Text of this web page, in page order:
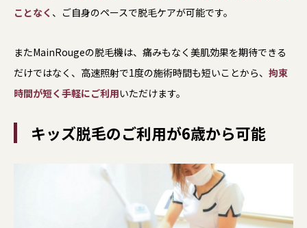
ことなく 、ご自身のペースで脱毛ケアが可能です。
またMainRougeの脱毛機は、痛みもなく美肌効果を期待できる
だけではなく、高速照射で1度の施術時間も短いことから、 拘束
時間が短く手軽にご利用いただけます。
キッズ脱毛のご利用が6歳から可能